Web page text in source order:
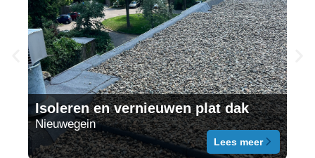
Isoleren en vernieuwen plat dak
Nieuwegein
Lees meer